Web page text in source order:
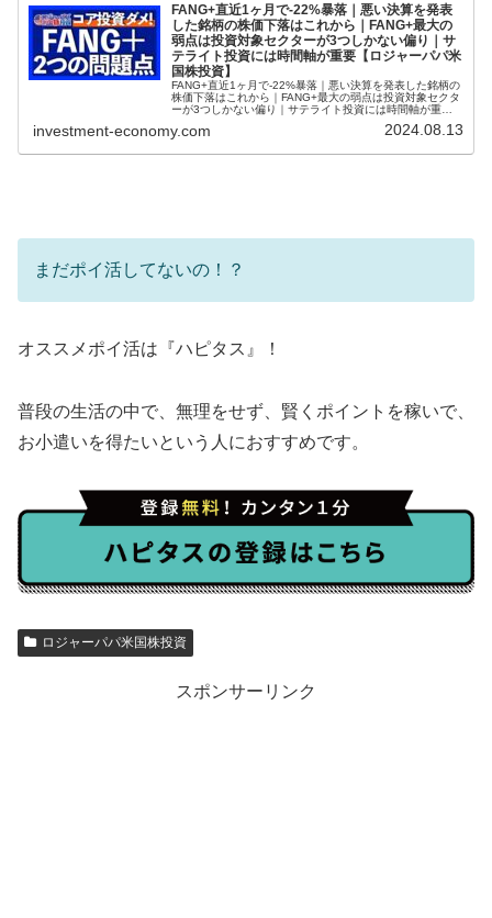
FANG+直近1ヶ月で-22%暴落｜悪い決算を発表
した銘柄の株価下落はこれから｜FANG+最大の
弱点は投資対象セクターが3つしかない偏り｜サ
テライト投資には時間軸が重要【ロジャーパパ米
国株投資】
FANG+直近1ヶ月で-22%暴落｜悪い決算を発表した銘柄の
株価下落はこれから｜FANG+最大の弱点は投資対象セクタ
ーが3つしかない偏り｜サテライト投資には時間軸が重要
では…米国株投資の実...
investment-economy.com 2024.08.13
まだポイ活してないの！？
オススメポイ活は『ハピタス』！
普段の生活の中で、無理をせず、賢くポイントを稼いで、
お小遣いを得たいという人におすすめです。
ロジャーパパ米国株投資
スポンサーリンク